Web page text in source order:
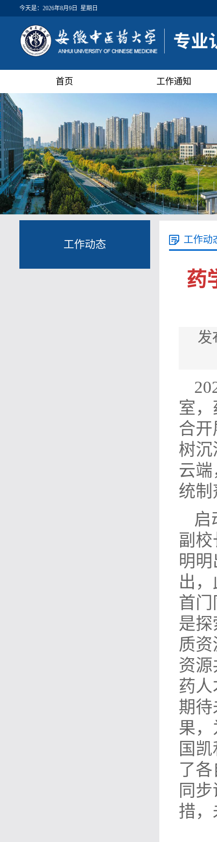
今天是： 2026年8月9日 星期日
首页 工作通知
工作动态 工作动
药
发
室
合开
树
云
统
启
副
明
出
首
是
质
资
药
期
果
国
了
同
措